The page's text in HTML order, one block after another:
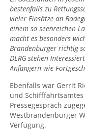
bestenfalls zu
vieler Einsätze an
einem so seenreichen
macht es besonders
Brandenburger richtig
DLRG stehen
Anfängern wie
Ebenfalls war Gerrit
und
Pressegespräch
Westbrandenburger
Verfügung.